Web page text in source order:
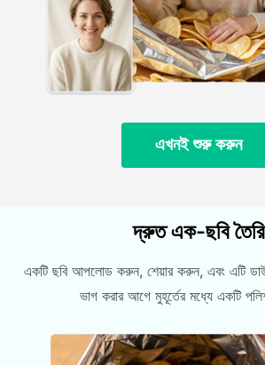
এখনই শুরু করুন
দ্রুত এক-ছবি তৈরি
একটি ছবি আপলোড করুন, শেয়ার করুন, এবং এটি
ভাগ করার আগে মুহূর্তের মধ্যে একটি